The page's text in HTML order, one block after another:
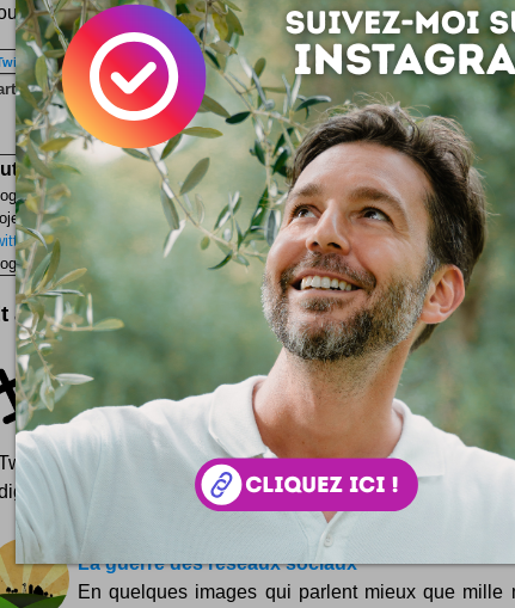
de phrases et donc pimenter encore plus l'expérience ...
Facebook Microblogging
? C'est votre tour !
Save
:Simon Tripnaux
lifestyle - Content manager & expert SEO. Mon job, rendre
par les mots. Adepte de l'écriture depuis 1978.
Facebook
LinkedIn
? Auteur ?
Rejoignez la rédaction !
aussi ...
L'ascension de #JeudiPhoto
Retour sur une expérience digitale particulière,
#JeudiPhoto ... en quelques semaines, il grimpe
! Comme vous le savez, on parle de temps à
sur ce blog. Parce que c'est mon...
La guerre des réseaux sociaux
En quelques images qui parlent mieux que mille